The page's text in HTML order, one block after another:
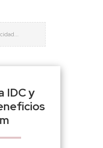
IDC y